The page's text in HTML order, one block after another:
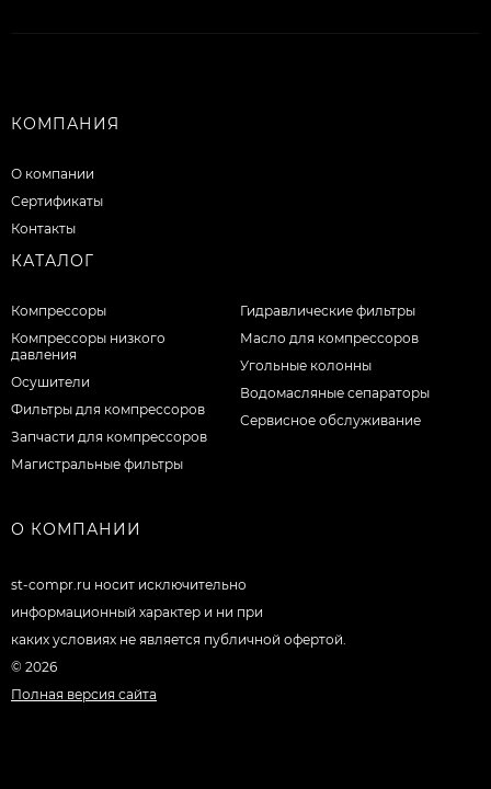
КОМПАНИЯ
О компании
Сертификаты
Контакты
КАТАЛОГ
Компрессоры
Компрессоры низкого
давления
Осушители
Фильтры для компрессоров
Запчасти для компрессоров
Магистральные фильтры
Гидравлические фильтры
Масло для компрессоров
Угольные колонны
Водомасляные сепараторы
Сервисное обслуживание
О КОМПАНИИ
st-compr.ru носит исключительно
информационный характер и ни при
каких условиях не является публичной офертой.
© 2026
Полная версия сайта